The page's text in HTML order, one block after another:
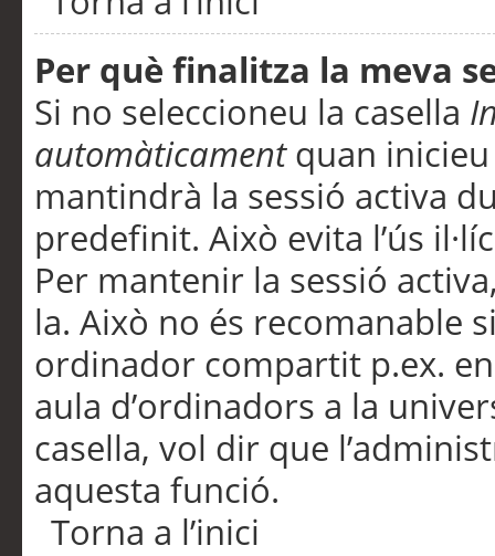
Per què finalitza la meva
Si no seleccioneu la casella
automàticamentquan inicieu
mantindrà la sessió activa
predefinit. Això evita l’ús
Per mantenir la sessió
la. Això no és recomanable
ordinador compartit p.ex.
aula d’ordinadors a la
casella, vol dir que
aquesta funció.
Torna a l’inici